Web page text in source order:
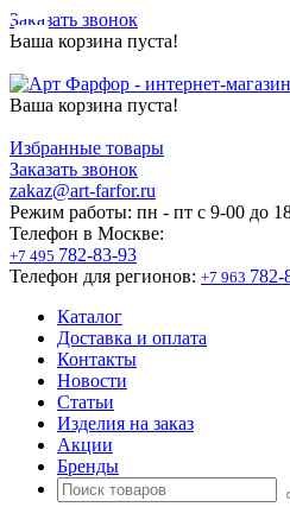
Заказать звонок
Ваша корзина пуста!
Ваша корзина пуста!
Избранные товары
Заказать звонок
zakaz@art-farfor.ru
Режим работы: пн - пт c 9-00 до
Телефон в Москве:
+7 495 782-83-93
Телефон для регионов: +7 963 782-
Каталог
Доставка и оплата
Контакты
Новости
Статьи
Изделия на заказ
Акции
Бренды